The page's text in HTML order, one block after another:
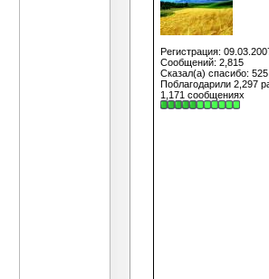
Регистрация:
Сообщений: 2,815
Сказал(а) спасибо: 525
Поблагодарили 2,297
1,171 сообщениях